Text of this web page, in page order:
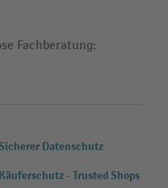
Fachberatung:
Datenschutz
Käuferschutz - Trusted Shops